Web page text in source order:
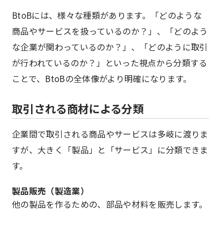
BtoBには、様々な種類があります。「どのような
商品やサービスを扱っているのか？」、「どのよう
な企業が関わっているのか？」、「どのように取引
が行われているのか？」といった視点から分類する
ことで、BtoBの全体像がより明確になります。
取引される商材による分類
企業間で取引される商品やサービスは多岐に渡りま
すが、大きく「製品」と「サービス」に分類できま
す。
製品販売（製造業）
他の製品を作るための、部品や材料を販売します。